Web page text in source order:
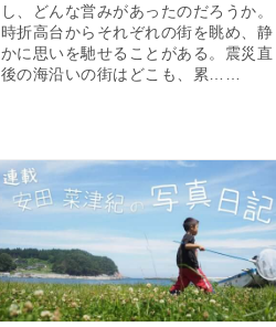
し、どんな営みがあったのだろうか。
時折高台からそれぞれの街を眺め、静
かに思いを馳せることがある。震災直
後の海沿いの街はどこも、累……